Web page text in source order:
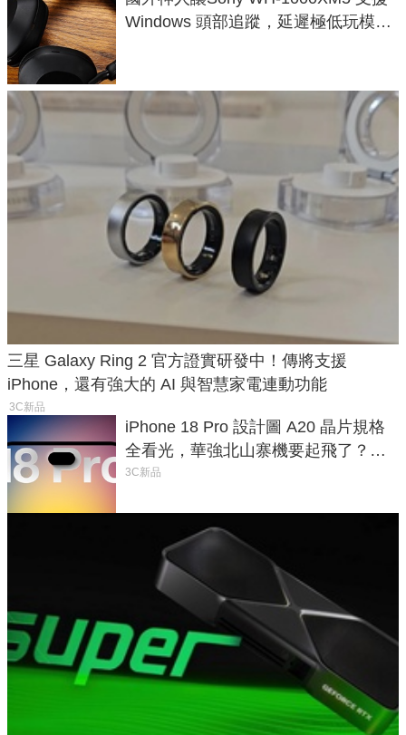
Windows 頭部追蹤，延遲極低玩模擬
三星 Galaxy Ring 2 官方證實研發中！傳將支援
iPhone，還有強大的 AI 與智慧家電連動功能
3C新品
iPhone 18 Pro 設計圖 A20 晶片規格
全看光，華強北山寨機要起飛了？專
家曝山寨機無法復刻兩大關鍵
3C新品